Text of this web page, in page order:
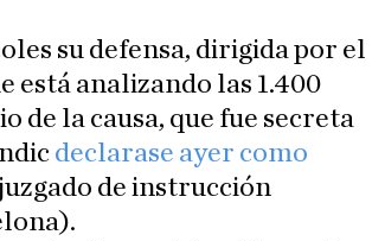
su defensa, dirigida por el
está analizando las 1.400
de la causa, que fue secreta
declarase ayer como
de instrucción